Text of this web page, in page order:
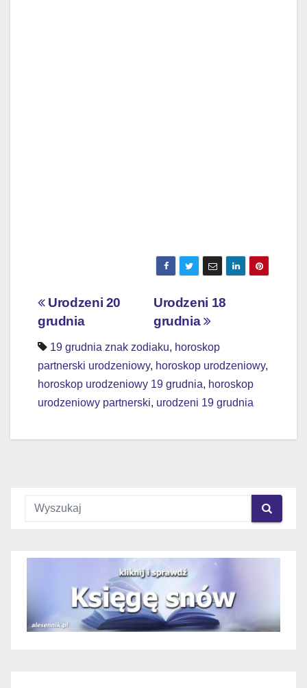
Nawigacja
wpisu
Urodzeni 18
grudnia
Urodzeni 20
grudnia
19 grudnia znak zodiaku, horoskop
partnerski urodzeniowy, horoskop urodzeniowy,
horoskop urodzeniowy 19 grudnia, horoskop
urodzeniowy partnerski, urodzeni 19 grudnia